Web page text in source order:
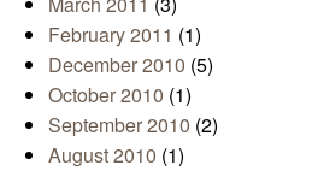
February 2011 (1)
December 2010 (5)
October 2010 (1)
September 2010 (2)
August 2010 (1)